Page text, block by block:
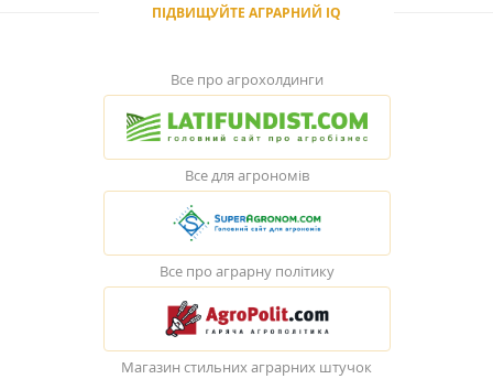
ПІДВИЩУЙТЕ АГРАРНИЙ IQ
Все про агрохолдинги
Все для агрономів
Все про аграрну політику
Магазин стильних аграрних штучок